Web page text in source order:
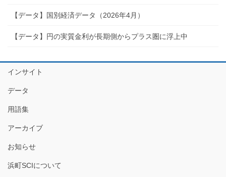
【データ】国別経済データ（2026年4月）
【データ】円の実質金利が長期側からプラス圏に浮上中
インサイト
データ
用語集
アーカイブ
お知らせ
浜町SCIについて